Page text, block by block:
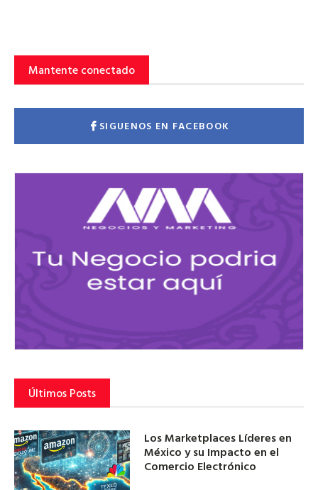
Mantente conectado
SIGUENOS EN FACEBOOK
Últimos Posts
Los Marketplaces Líderes en
México y su Impacto en el
Comercio Electrónico